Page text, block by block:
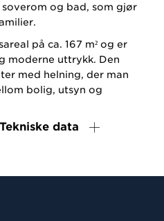
og bad, som gjør
på ca. 167 m² og er
moderne uttrykk. Den
med helning, der man
bolig, utsyn og
Tekniske data